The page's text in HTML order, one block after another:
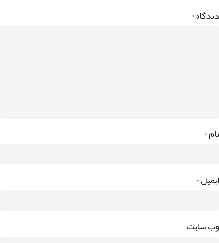
دیدگاه*
نام*
ایمیل*
وب‌ سایت